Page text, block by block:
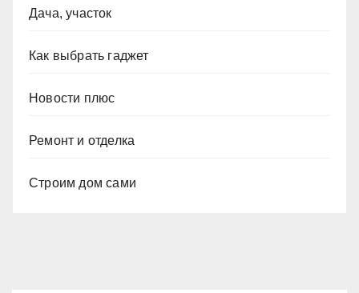
Дача, участок
Как выбрать гаджет
Новости плюс
Ремонт и отделка
Строим дом сами